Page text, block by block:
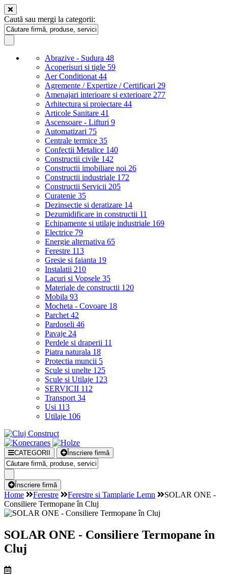
Caută sau mergi la categorii:
Abrazive - Sudura 48
Acoperisuri si tigle 59
Aer Conditionat 44
Agremente / Expertize / Certificari 29
Amenajari interioare si exterioare 277
Arhitectura si proiectare 44
Articole Sanitare 41
Ascensoare - Lifturi 9
Automatizari 75
Centrale termice 35
Confectii Metalice 140
Constructii civile 142
Constructii imobiliare noi 26
Constructii industriale 172
Constructii Servicii 205
Curatenie 35
Dezinsectie si deratizare 14
Dezumidificare in constructii 11
Echipamente si utilaje industriale 169
Electrice 79
Energie alternativa 65
Ferestre 113
Gresie si faianta 19
Instalatii 210
Lacuri si Vopsele 35
Materiale de constructii 120
Mobila 93
Mocheta - Covoare 18
Parchet 42
Pardoseli 46
Pavaje 24
Perdele si draperii 11
Piatra naturala 18
Protectia muncii 5
Scule si unelte 125
Scule si Utilaje 123
SERVICII 112
Transport 34
Usi 113
Utilaje 106
CATEGORII Înscriere firmă
Înscriere firmă
Home Ferestre Ferestre si Tamplarie Lemn
SOLAR ONE -
Consiliere Termopane în Cluj
SOLAR ONE - Consiliere Termopane în
Cluj